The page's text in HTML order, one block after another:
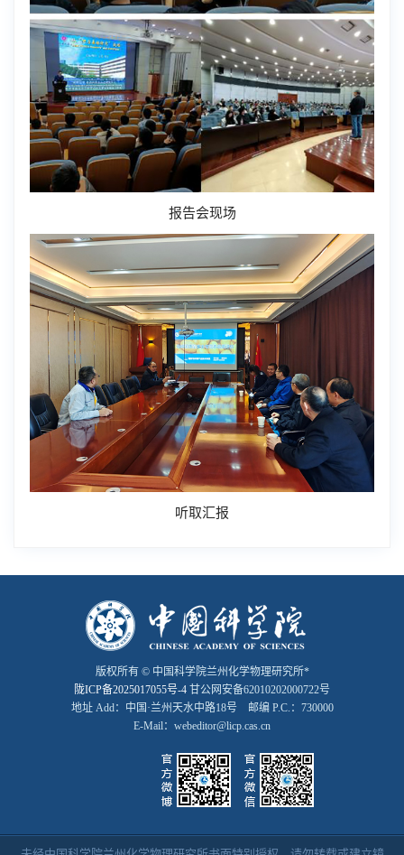
报告会现场
听取汇报
版权所有 © 中国科学院兰州化学物理研究所*
陇ICP备2025017055号-4 甘公网安备62010202000722号
地址 Add：中国·兰州天水中路18号 邮编 P.C.：730000
E-Mail：webeditor@licp.cas.cn